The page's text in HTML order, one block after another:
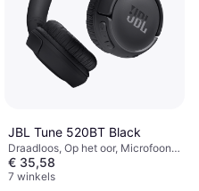
JBL Tune 520BT Black
Draadloos, Op het oor, Microfoon,
Bluetooth
€ 35,58
7 winkels